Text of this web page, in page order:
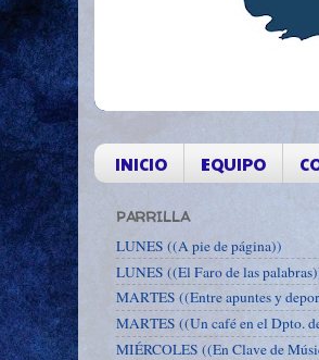
INICIO EQUIPO
PARRILLA
LUNES ((A pie de página))
LUNES ((El Faro de las
MARTES ((Entre apuntes y
MARTES ((Un café en el Dpto.
MIÉRCOLES ((En Clave de